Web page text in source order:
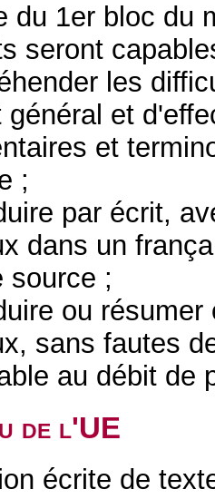
du 1er bloc du
seront
les
général et
et
;
par écrit,
dans un
source ;
ou
sans fautes
au débit de
de l'UE
écrite de